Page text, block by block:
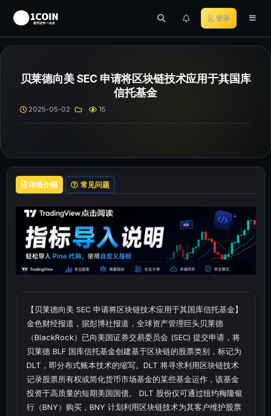
登录
贝莱德向美 SEC 申请将区块链技术应用于其国库
信托基金
2025-05-02 15
详情介绍 常见问题
【贝莱德向美 SEC 申请将区块链技术应用于其国库信托基金】
金色财经报道，据彭博社报道，全球资产管理巨头贝莱德
（BlackRock）已向美国证券交易委员会 (SEC) 提交申请，将
贝莱德 BLF 国库信托基金创建基于区块链的股票类别，标记为
DLT，即分布式账本技术的缩写。DLT 将寻求利用区块链技术
记录股票所有权或简化货币市场基金的某些基金运作，该基金
投资于高质量的短期美国国债。 DLT 股份仅可通过纽约梅隆银
行（BNY）购买，BNY 计划利用区块链技术为其客户维护股票